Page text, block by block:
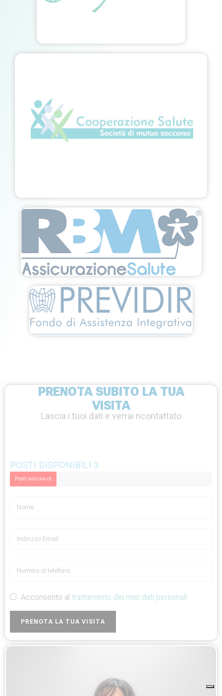
PRENOTA SUBITO LA TUA
VISITA
Lascia i tuoi dati e verrai ricontattato
POSTI DISPONIBILI 3
Posti ancora disponibili
Acconsento al trattamento dei miei dati personali
PRENOTA LA TUA VISITA
Alternative: